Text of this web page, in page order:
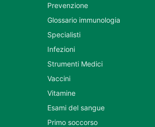
Prevenzione
Glossario immunologia
Specialisti
Infezioni
Strumenti Medici
Vaccini
Vitamine
Esami del sangue
Primo soccorso